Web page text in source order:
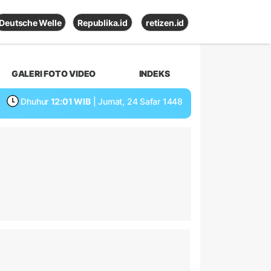
Deutsche Welle Republika.id retizen.id
GALERI FOTO VIDEO INDEKS
Dhuhur 12:01 WIB | Jumat, 24 Safar 1448